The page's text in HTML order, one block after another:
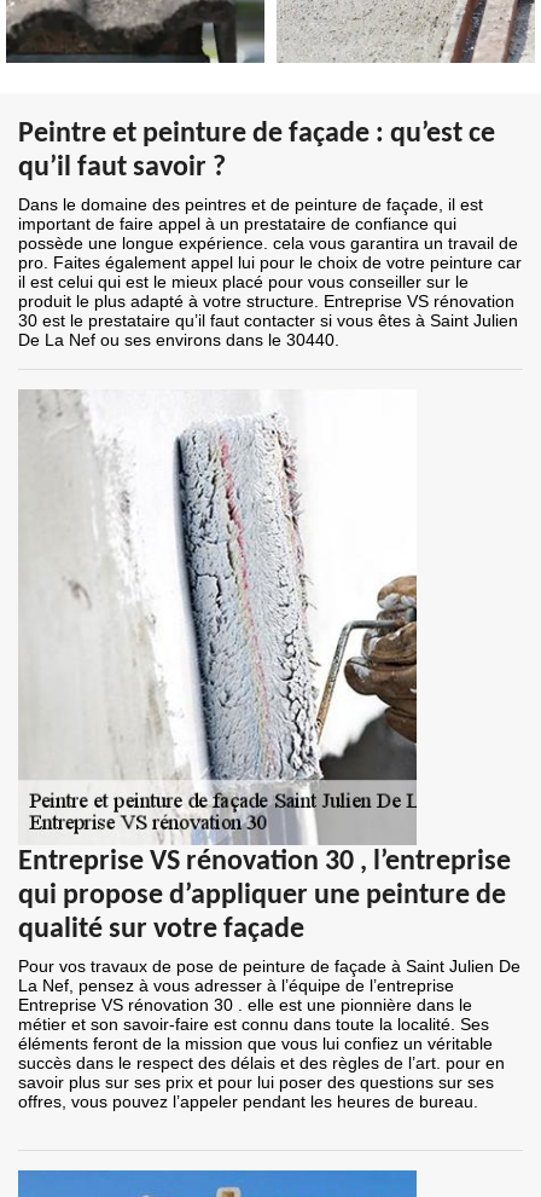
Peintre et peinture de façade : qu’est ce
qu’il faut savoir ?
Dans le domaine des peintres et de peinture de façade, il est
important de faire appel à un prestataire de confiance qui
possède une longue expérience. cela vous garantira un travail de
pro. Faites également appel lui pour le choix de votre peinture car
il est celui qui est le mieux placé pour vous conseiller sur le
produit le plus adapté à votre structure. Entreprise VS rénovation
30 est le prestataire qu’il faut contacter si vous êtes à Saint Julien
De La Nef ou ses environs dans le 30440.
Entreprise VS rénovation 30 , l’entreprise
qui propose d’appliquer une peinture de
qualité sur votre façade
Pour vos travaux de pose de peinture de façade à Saint Julien De
La Nef, pensez à vous adresser à l’équipe de l’entreprise
Entreprise VS rénovation 30 . elle est une pionnière dans le
métier et son savoir-faire est connu dans toute la localité. Ses
éléments feront de la mission que vous lui confiez un véritable
succès dans le respect des délais et des règles de l’art. pour en
savoir plus sur ses prix et pour lui poser des questions sur ses
offres, vous pouvez l’appeler pendant les heures de bureau.